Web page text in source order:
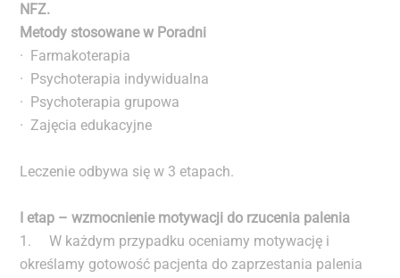
NFZ.
Metody stosowane w Poradni
· Farmakoterapia
· Psychoterapia indywidualna
· Psychoterapia grupowa
· Zajęcia edukacyjne
Leczenie odbywa się w 3 etapach.
I etap – wzmocnienie motywacji do rzucenia palenia
1. W każdym przypadku oceniamy motywację i
określamy gotowość pacjenta do zaprzestania palenia